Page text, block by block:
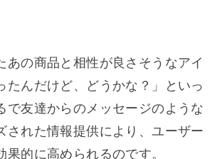
あの商品と相性が良さそうなアイ
たんだけど、どうかな？」といっ
で友達からのメッセージのような
された情報提供により、ユーザー
果的に高められるのです。